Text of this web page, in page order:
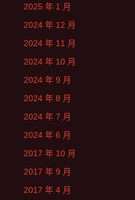
2025 年 1 月
2024 年 12 月
2024 年 11 月
2024 年 10 月
2024 年 9 月
2024 年 8 月
2024 年 7 月
2024 年 6 月
2017 年 10 月
2017 年 9 月
2017 年 4 月